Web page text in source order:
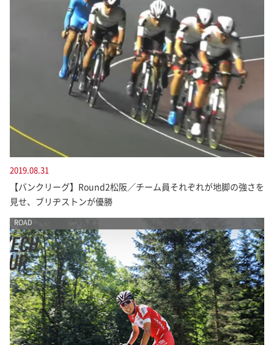
2019.08.31
【バンクリーグ】Round2松阪／チーム員それぞれが地脚の強さを
見せ、ブリヂストンが優勝
ROAD